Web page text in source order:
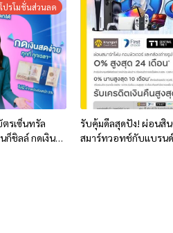
โปรโมชั่นส่วนลด
รเซ็นทรัล
ก็ชิลล์ กดเงินก็
รับคุ้มดีลสุดปัง! ผ่อนสิ
สมาร์ทวอทช์กับแบรน